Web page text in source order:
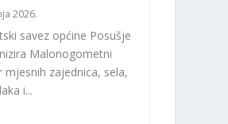
2026.
savez općine Posušje
Malonogometni
mjesnih zajednica, sela,
i...